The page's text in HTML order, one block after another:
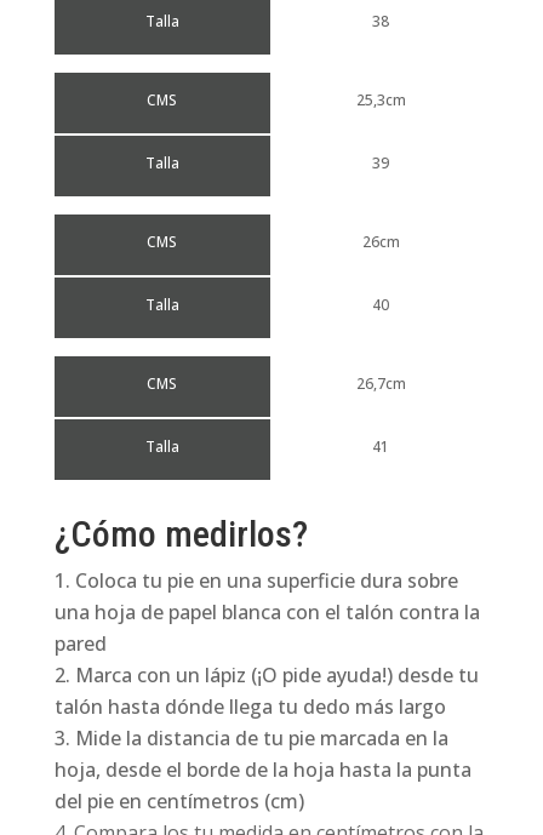
Talla 38
CMS
Talla
25,3cm
39
CMS
Talla
26cm
40
CMS
Talla
26,7cm
41
¿Cómo medirlos?
Coloca tu pie en una superficie dura sobre
una hoja de papel blanca con el talón contra la
pared
Marca con un lápiz (¡O pide ayuda!) desde tu
talón hasta dónde llega tu dedo más largo
Mide la distancia de tu pie marcada en la
hoja, desde el borde de la hoja hasta la punta
del pie en centímetros (cm)